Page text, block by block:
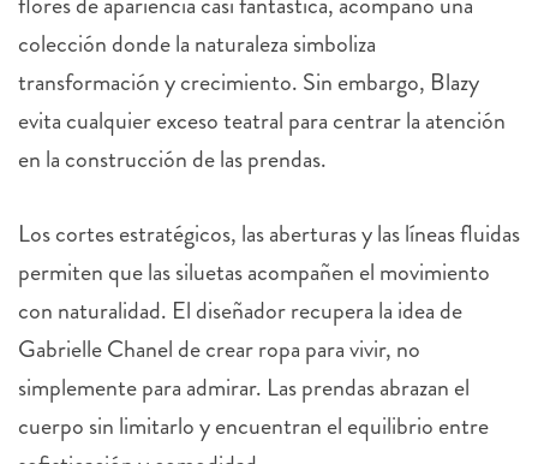
colección donde la naturaleza simboliza
transformación y crecimiento. Sin embargo, Blazy
evita cualquier exceso teatral para centrar la atención
en la construcción de las prendas.
permiten que las siluetas acompañen el movimiento
con naturalidad. El diseñador recupera la idea de
Gabrielle Chanel de crear ropa para vivir, no
simplemente para admirar. Las prendas abrazan el
cuerpo sin limitarlo y encuentran el equilibrio entre
sofisticación y comodidad.